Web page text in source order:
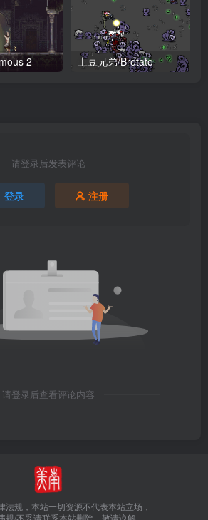
2 土豆兄弟/Brotato
请登录后发表评论
登录 注册
请登录后查看评论内容
法规，本站一切资源不代表本站立场，
规/不妥请联系本站删除，敬请谅解